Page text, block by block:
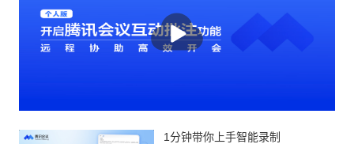
放
1分钟带你上手智能录制